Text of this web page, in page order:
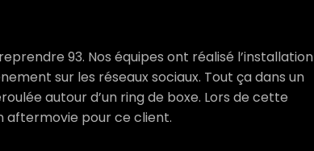
93. Nos équipes ont réalisé l’installation
sur les réseaux sociaux. Tout ça dans un
autour d’un ring de boxe. Lors de cette
aftermovie pour ce client.